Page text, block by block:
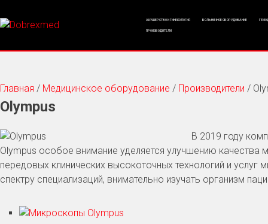
АКУШЕРСТВО И ГИНЕКОЛОГИЯ БОЛЬНИЧНОЕ ОБОРУДОВАНИЕ
ПРОИЗВОДИТЕЛИ
Главная / Медицинское оборудование / Производители /
Olympus
В 2019 году
Olympus особое внимание уделяется улучшению качества
передовых клинических высокоточных технологий и
спектру специализаций, внимательно изучать организм